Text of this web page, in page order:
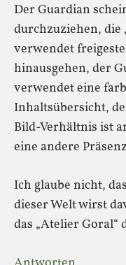
Der Guardian
durchzuziehen, die
verwendet
hinausgehen, der
verwendet eine
Inhaltsübersicht,
Bild-Verhältnis ist
eine andere
Ich glaube nicht,
dieser Welt wirst
das „Atelier Goral“